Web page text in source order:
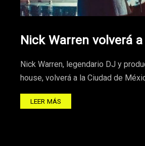
Nick Warren volverá
Nick Warren, legendario DJ y
house, volverá a la Ciudad de
LEER MÁS